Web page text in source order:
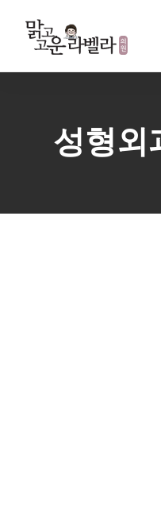
content
성형외